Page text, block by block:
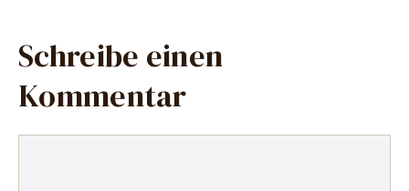
Schreibe einen
Kommentar